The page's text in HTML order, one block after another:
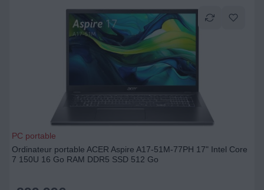
PC portable
Ordinateur portable ACER Aspire A17-51M-77PH 17" Intel Core
7 150U 16 Go RAM DDR5 SSD 512 Go